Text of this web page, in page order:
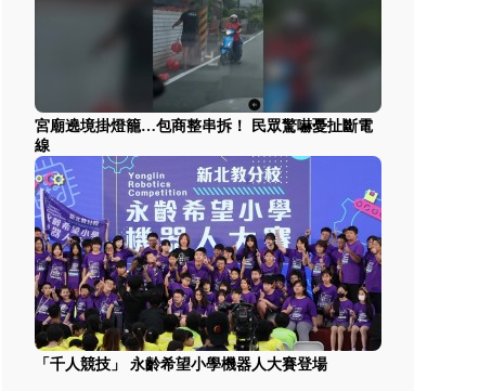
宮廟遶境掛燈籠…包商整串拆！ 民眾驚嚇憂扯斷電
線
「千人競技」 永齡希望小學機器人大賽登場